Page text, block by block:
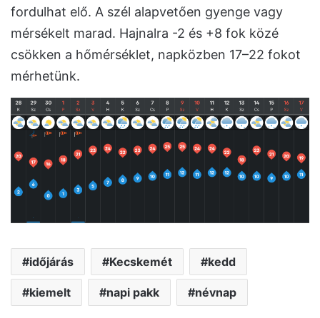
fordulhat elő. A szél alapvetően gyenge vagy
mérsékelt marad. Hajnalra -2 és +8 fok közé
csökken a hőmérséklet, napközben 17–22 fokot
mérhetünk.
időjárás Kecskemét kedd
kiemelt napi pakk névnap